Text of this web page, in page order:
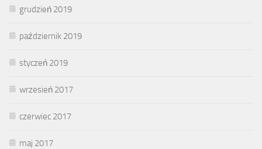
grudzień 2019
październik 2019
styczeń 2019
wrzesień 2017
czerwiec 2017
maj 2017